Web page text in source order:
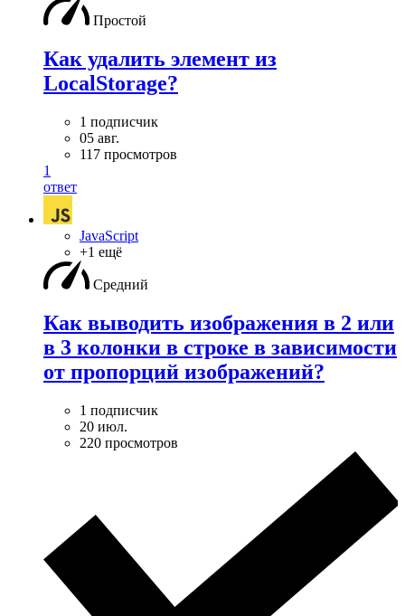
Простой
Как удалить элемент из
LocalStorage?
1 подписчик
05 авг.
117 просмотров
1
ответ
JavaScript
+1 ещё
Средний
Как выводить изображения в 2 или
в 3 колонки в строке в зависимости
от пропорций изображений?
1 подписчик
20 июл.
220 просмотров